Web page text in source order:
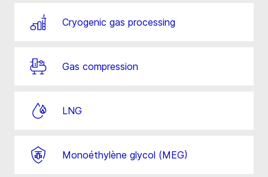
Cryogenic gas processing
Gas compression
LNG
Monoéthylène glycol (MEG)